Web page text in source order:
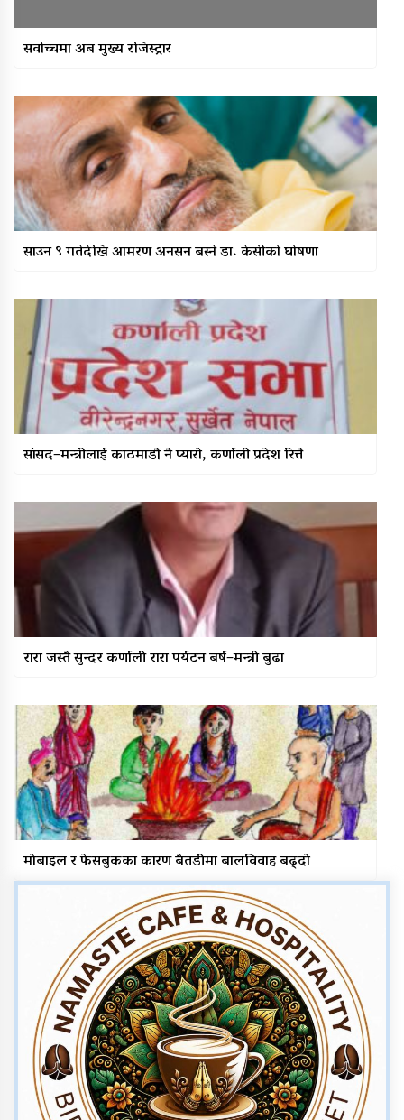
सर्वोच्चमा अब मुख्य रजिस्ट्रार
साउन ९ गतेदेखि आमरण अनसन बस्ने डा. केसीको घोषणा
सांसद–मन्त्रीलाई काठमाडौँ नै प्यारो, कर्णाली प्रदेश रित्तै
रारा जस्तै सुन्दर कर्णाली रारा पर्यटन बर्ष–मन्त्री बुढा
मोबाइल र फेसबुकका कारण बैतडीमा बालविवाह बढ्दो